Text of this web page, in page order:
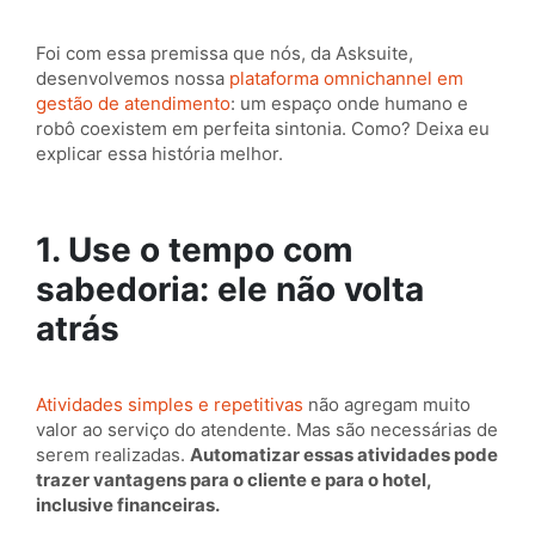
Foi com essa premissa que nós, da Asksuite,
desenvolvemos nossa plataforma omnichannel em
gestão de atendimento: um espaço onde humano e
robô coexistem em perfeita sintonia. Como? Deixa eu
explicar essa história melhor.
1. Use o tempo com
sabedoria: ele não volta
atrás
Atividades simples e repetitivas não agregam muito
valor ao serviço do atendente. Mas são necessárias de
serem realizadas. Automatizar essas atividades pode
trazer vantagens para o cliente e para o hotel,
inclusive financeiras.